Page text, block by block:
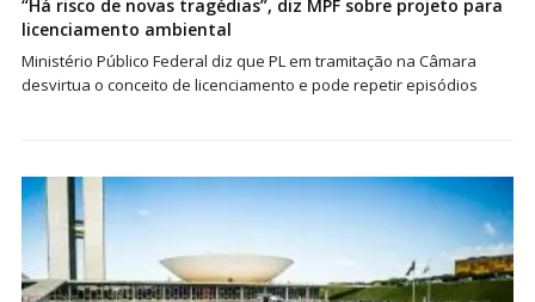
“Há risco de novas tragédias”, diz MPF sobre projeto para
licenciamento ambiental
Ministério Público Federal diz que PL em tramitação na Câmara
desvirtua o conceito de licenciamento e pode repetir episódios